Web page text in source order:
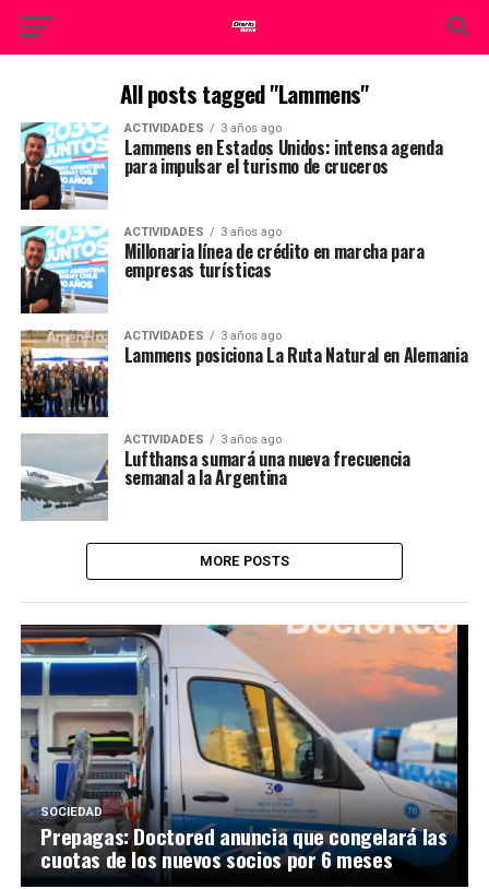
All posts tagged "Lammens"
ACTIVIDADES 3 años ago
Lammens en Estados Unidos: intensa agenda
para impulsar el turismo de cruceros
ACTIVIDADES 3 años ago
Millonaria línea de crédito en marcha para
empresas turísticas
ACTIVIDADES 3 años ago
Lammens posiciona La Ruta Natural en Alemania
ACTIVIDADES 3 años ago
Lufthansa sumará una nueva frecuencia
semanal a la Argentina
MORE POSTS
SOCIEDAD
Prepagas: Doctored anuncia que congelará las
cuotas de los nuevos socios por 6 meses